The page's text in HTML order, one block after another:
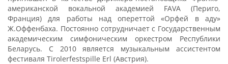
американской вокальной академией FAVA (Периго,
Франция) для работы над опереттой «Орфей в аду»
Ж.Оффенбаха. Постоянно сотрудничает с Государственным
академическим симфоническим оркестром Республики
Беларусь. C 2010 является музыкальным ассистентом
фестиваля Tirolerfestspille Erl (Австрия).